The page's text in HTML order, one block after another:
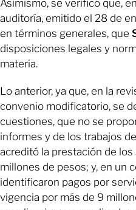
Asimismo, se verificó que,
auditoría, emitido el 28 de
en términos generales, que
disposiciones legales y
materia.
Lo anterior, ya que, en la
convenio modificatorio, se
cuestiones, que no se
informes y de los trabajos
acreditó la prestación de
millones de pesos; y, en un
identificaron pagos por
vigencia por más de 9